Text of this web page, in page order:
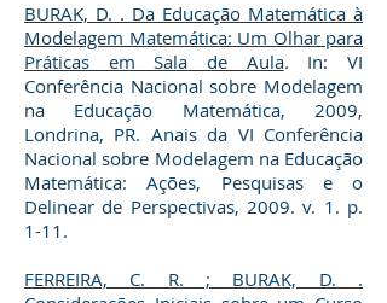
BURAK, D. . Da Educação Matemática à
Modelagem Matemática: Um Olhar para
Práticas em Sala de Aula. In: VI
Conferência Nacional sobre Modelagem
na Educação Matemática, 2009,
Londrina, PR. Anais da VI Conferência
Nacional sobre Modelagem na Educação
Matemática: Ações, Pesquisas e o
Delinear de Perspectivas, 2009. v. 1. p.
1-11.
FERREIRA, C. R. ; BURAK, D. .